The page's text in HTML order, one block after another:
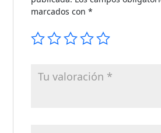
marcados con*